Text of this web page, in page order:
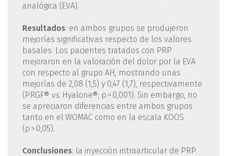
analógica (EVA).
Resultados: en ambos grupos se produjeron
mejorías significativas respecto de los valores
basales. Los pacientes tratados con PRP
mejoraron en la valoración del dolor por la EVA
con respecto al grupo AH, mostrando unas
mejorías de 2,08 (1,5) y 0,47 (1,7), respectivamente
(PRGF® vs. Hyalone®; p = 0,001). Sin embargo, no
se apreciaron diferencias entre ambos grupos
tanto en el WOMAC como en la escala KOOS
(p > 0,05).
Conclusiones: la inyección intraarticular de PRP